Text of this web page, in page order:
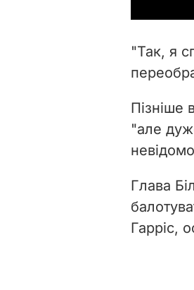
"Так, я
Пізніше
"але
Глава
Гарріс,